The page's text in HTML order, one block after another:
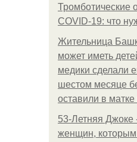
Тромботические
COVID-19: что
Жительница
может иметь
медики сделали
шестом месяце
оставили в матке
53-Летняя Джоке
женщин,